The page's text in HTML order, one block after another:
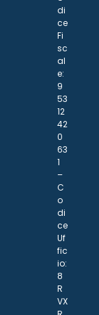
di
ce
Fi
sc
al
e:
9
53
12
42
0
63
1
–
C
o
di
ce
Uf
fic
io:
8
R
VX